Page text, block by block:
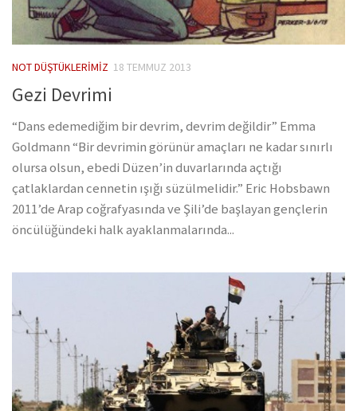
NOT DÜŞTÜKLERIMIZ 18 TEMMUZ 2013
Gezi Devrimi
“Dans edemediğim bir devrim, devrim değildir” Emma
Goldmann “Bir devrimin görünür amaçları ne kadar sınırlı
olursa olsun, ebedi Düzen’in duvarlarında açtığı
çatlaklardan cennetin ışığı süzülmelidir.” Eric Hobsbawn
2011’de Arap coğrafyasında ve Şili’de başlayan gençlerin
öncülüğündeki halk ayaklanmalarında...